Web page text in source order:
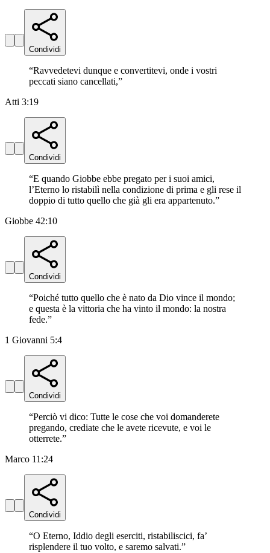
Condividi
“Ravvedetevi dunque e convertitevi, onde i vostri
peccati siano cancellati,”
Atti 3:19
Condividi
“E quando Giobbe ebbe pregato per i suoi amici,
l’Eterno lo ristabilì nella condizione di prima e gli rese il
doppio di tutto quello che già gli era appartenuto.”
Giobbe 42:10
Condividi
“Poiché tutto quello che è nato da Dio vince il mondo;
e questa è la vittoria che ha vinto il mondo: la nostra
fede.”
1 Giovanni 5:4
Condividi
“Perciò vi dico: Tutte le cose che voi domanderete
pregando, crediate che le avete ricevute, e voi le
otterrete.”
Marco 11:24
Condividi
“O Eterno, Iddio degli eserciti, ristabiliscici, fa’
risplendere il tuo volto, e saremo salvati.”